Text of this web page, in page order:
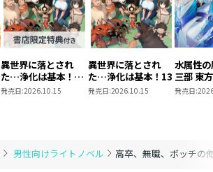
男性向けライトノベル 高卒、無職、ボッチの
異世界に落とされ
た…浄化は基本！
13【ピッコマ限定
発売日:2026.10.15
異世界に落とされ
た…浄化は基本！13
発売日:2026.10.15
水属性
三部 東
発売日: